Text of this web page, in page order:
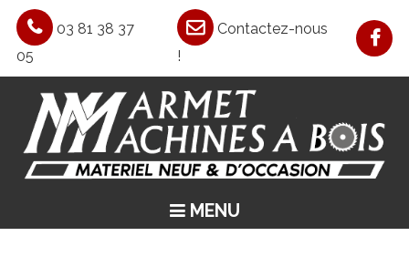
03 81 38 37
05
Contactez-nous
!
ACCUEIL
MENU